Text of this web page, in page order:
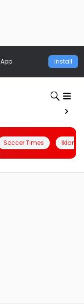
Install
Soccer Times Iklanin